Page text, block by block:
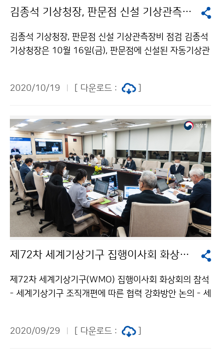
김종석 기상청장, 판문점 신설 기상관측장비 점검
김종석 기상청장, 판문점 신설 기상관측장비 점검 김종석
기상청장은 10월 16일(금), 판문점에 신설된 자동기상관
(AWS) 설치를 위한 점검 차원에서 이루어진 이번 방문에
에 더욱 힘써 주길 바란다"고 밝혔습니다.
2020/10/19 [ 다운로드 :
제72차 세계기상기구 집행이사회 화상회의 참석
제72차 세계기상기구(WMO) 집행이사회 화상회의 참석
- 세계기상기구 조직개편에 따른 협력 강화방안 논의 - 세
기구 집행이사회’에 온라인 화상회의로 28일 참석하였습
2020/09/29 [ 다운로드 :